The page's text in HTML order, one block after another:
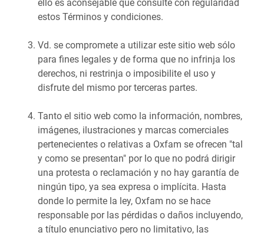
ello es aconsejable que consulte con regularidad
estos Términos y condiciones.
Vd. se compromete a utilizar este sitio web sólo
para fines legales y de forma que no infrinja los
derechos, ni restrinja o imposibilite el uso y
disfrute del mismo por terceras partes.
Tanto el sitio web como la información, nombres,
imágenes, ilustraciones y marcas comerciales
pertenecientes o relativas a Oxfam se ofrecen "tal
y como se presentan" por lo que no podrá dirigir
una protesta o reclamación y no hay garantía de
ningún tipo, ya sea expresa o implícita. Hasta
donde lo permite la ley, Oxfam no se hace
responsable por las pérdidas o daños incluyendo,
a título enunciativo pero no limitativo, las